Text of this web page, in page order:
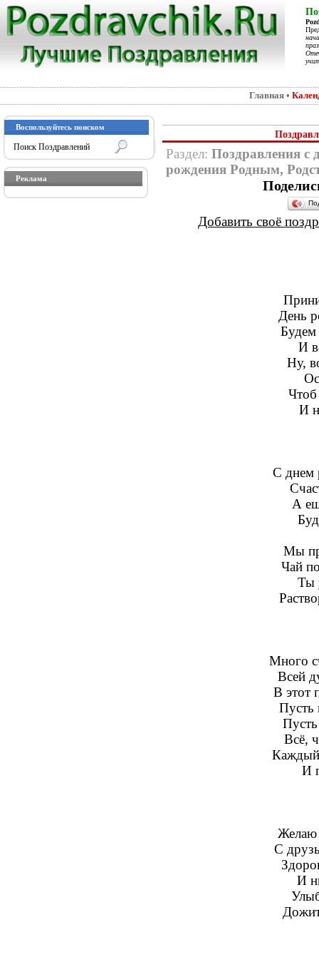
Главная •
Воспользуйтесь поиском
Реклама
Раздел: Поздравления с
рождения Родным,
Добавить своё
День
Будем
И
Ну,
Чтоб
И
С днем
А
Мы
Чай
Ты
Много
Всей
В этот
Пусть
Пусть
Всё,
Каждый
И
Желаю
С
И